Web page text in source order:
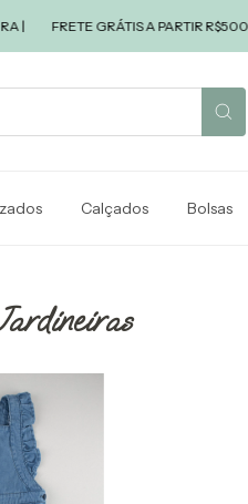
FRETE GRÁTIS A PARTIR R$500,00 |
Calçados Bolsas